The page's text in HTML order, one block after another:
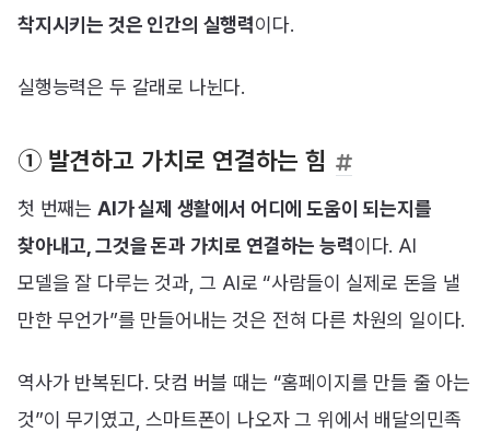
착지시키는 것은 인간의 실행력이다.
실행능력은 두 갈래로 나뉜다.
① 발견하고 가치로 연결하는 힘
첫 번째는 AI가 실제 생활에서 어디에 도움이 되는지를
찾아내고, 그것을 돈과 가치로 연결하는 능력이다. AI
모델을 잘 다루는 것과, 그 AI로 “사람들이 실제로 돈을 낼
만한 무언가”를 만들어내는 것은 전혀 다른 차원의 일이다.
역사가 반복된다. 닷컴 버블 때는 “홈페이지를 만들 줄 아는
것”이 무기였고, 스마트폰이 나오자 그 위에서 배달의민족